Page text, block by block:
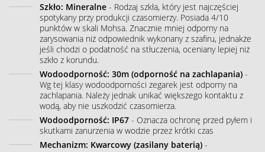
Szkło: Mineralne - Rodzaj szkła, który jest najczęściej
spotykany przy produkcji czasomierzy. Posiada 4/10
punktów w skali Mohsa. Znacznie mniej odporny na
zarysowania niż odpowiednik wykonany z szafiru, jednakże
jeśli chodzi o podatność na stłuczenia, oceniany lepiej niż
szkło z korundu.
Wodoodporność: 30m (odporność na zachlapania) -
Wg tej klasy wodoodporności zegarek jest odporny na
zachlapania. Należy jednak unikać większego kontaktu z
wodą, aby nie uszkodzić czasomierza.
Wodoodporność: IP67 - Oznacza ochronę przed pyłem i
skutkami zanurzenia w wodzie przez krótki czas
Mechanizm: Kwarcowy (zasilany baterią) -